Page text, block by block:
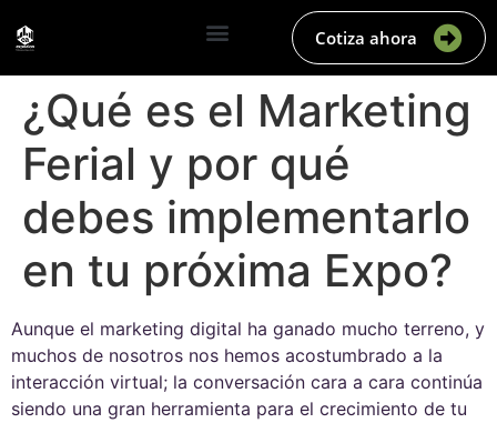
Cotiza ahora
¿Qué es el Marketing
Ferial y por qué
debes implementarlo
en tu próxima Expo?
Aunque el marketing digital ha ganado mucho terreno, y
muchos de nosotros nos hemos acostumbrado a la
interacción virtual; la conversación cara a cara continúa
siendo una gran herramienta para el crecimiento de tu